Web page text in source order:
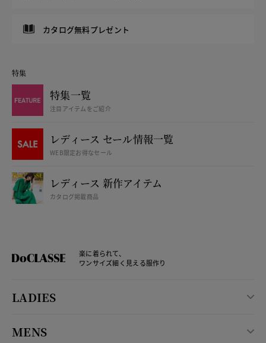
カタログ無料プレゼント
特集
特集一覧
注目アイテムをご紹介
レディース セール情報一覧
WEB限定お得なセール
レディース 新作アイテム
カタログ掲載商品
楽に着られて、
ワンサイズ細く見える服作り
LADIES
MENS